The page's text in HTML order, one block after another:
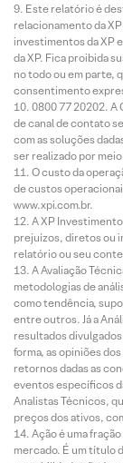
Este relatório é
relacionamento da
investimentos da XP
da XP. Fica proibida
no todo ou em parte,
consentimento
0800 77 20202. A
de canal de contato
com as soluções
ser realizado por
O custo da
de custos
www.xpi.com.br.
A XP
prejuízos, diretos ou
relatório ou seu
A Avaliação
metodologias de
como tendência,
entre outros. Já a
resultados
forma, as opiniões
retornos dadas as
eventos específicos
Analistas Técnicos,
preços dos ativos,
Ação é uma
mercado. É um título